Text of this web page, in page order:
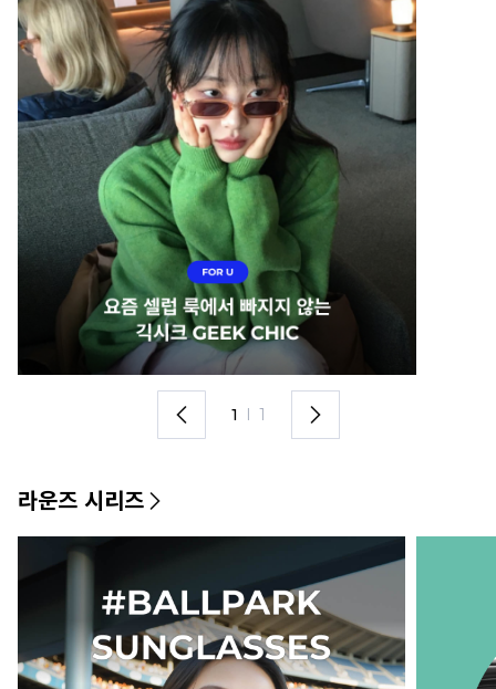
1 1
라운즈 시리즈